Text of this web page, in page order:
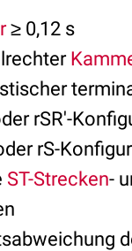
≥ 0,12 s
rSR'-
rS-
ST-Strecken-